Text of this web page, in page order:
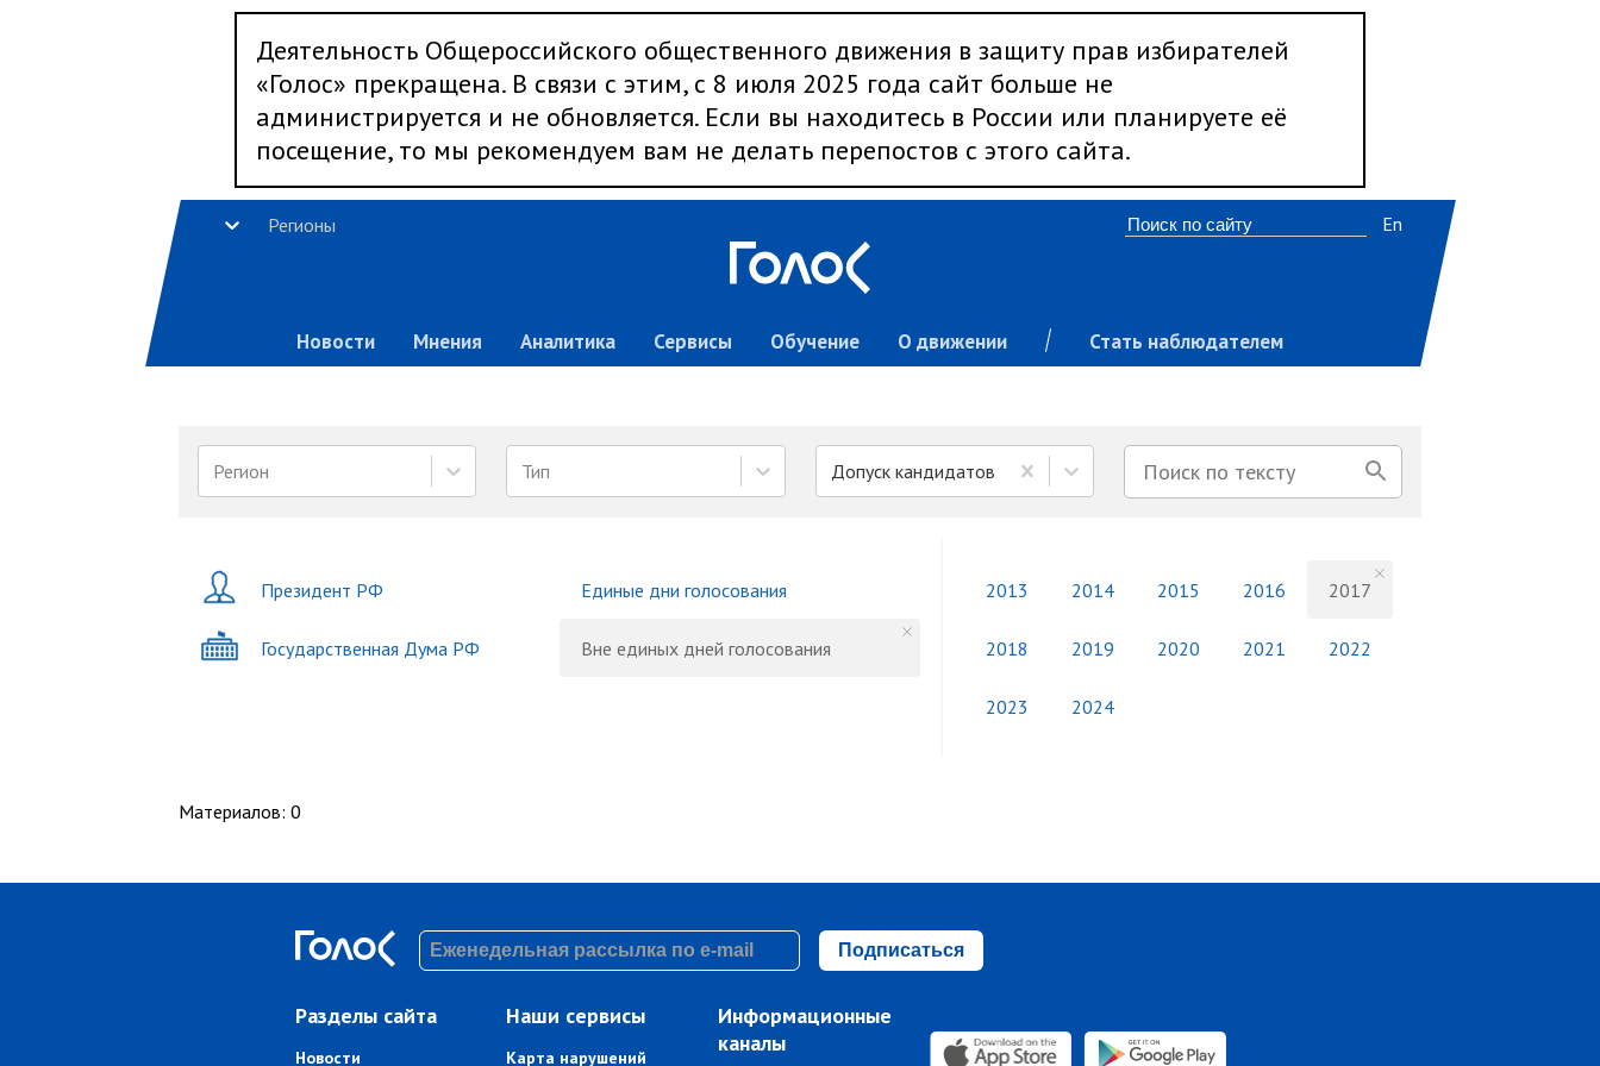
Деятельность Общероссийского общественного движения в защиту прав избирателей
«Голос» прекращена. В связи с этим, с 8 июля 2025 года сайт больше не
администрируется и не обновляется. Если вы находитесь в России или планируете её
посещение, то мы рекомендуем вам не делать перепостов с этого сайта.
Регионы
Новости Мнения Аналитика Сервисы Обучение О движении Стать наблюдателем
En
Регион Тип Допуск кандидатов
Президент РФ
Государственная Дума РФ
Единые дни голосования
Вне единых дней голосования
2013 2014 2015 2016 2017
2018 2019 2020 2021 2022
2023 2024
Материалов: 0
Подписаться
Разделы сайта
Новости
Наши сервисы
Карта нарушений
Информационные
каналы